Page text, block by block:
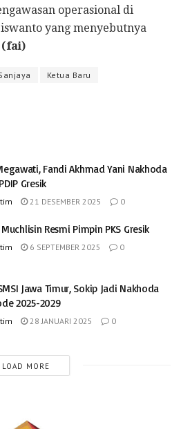
operasional di
yang menyebutnya
(fai)
Ketua Baru
Fandi Akhmad Yani Nakhoda
Gresik
21 DESEMBER 2025 0
Resmi Pimpin PKS Gresik
6 SEPTEMBER 2025 0
Jawa Timur, Sokip Jadi Nakhoda
2025-2029
28 JANUARI 2025 0
LOAD MORE